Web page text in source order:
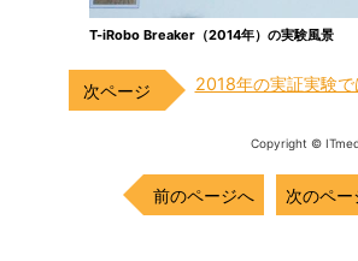
T-iRobo Breaker（2014年）の実験風景
2018年の実証実験
Copyright ©
前のページへ 次のペー